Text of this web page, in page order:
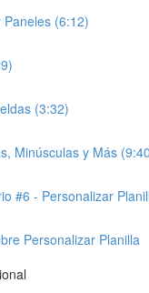
Paneles (6:12)
(3:32)
Minúsculas y Más
#6 - Personalizar
Personalizar Planilla